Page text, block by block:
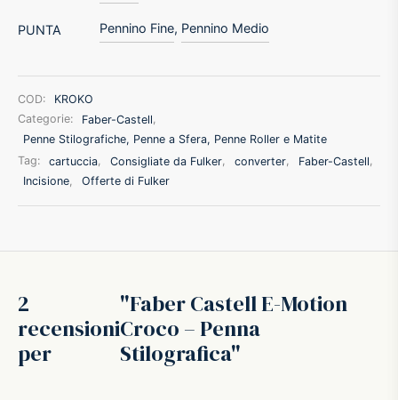
PUNTA Pennino Fine, Pennino Medio
COD:
KROKO
Categorie:
Faber-Castell
Penne Stilografiche, Penne a Sfera, Penne Roller e Matite
Tag:
cartuccia Consigliate da Fulker converter Faber-Castell
Incisione, Offerte di Fulker
2
recensioni
per
Faber Castell E-Motion
Croco – Penna
Stilografica